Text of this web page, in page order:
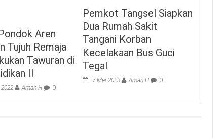
Aren
Tujuh Remaja
Tawuran di
II
Aman H 0
Pemkot Tangsel Siapkan
Dua Rumah Sakit
Tangani Korban
Kecelakaan Bus Guci
Tegal
7 Mei 2023 Aman H 0